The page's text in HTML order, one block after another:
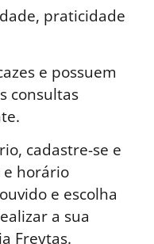
praticidade
e possuem
consultas
cadastre-se e
e horário
e escolha
a sua
Freytas.